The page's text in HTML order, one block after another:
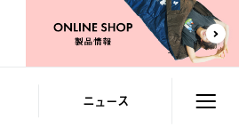
ニュース